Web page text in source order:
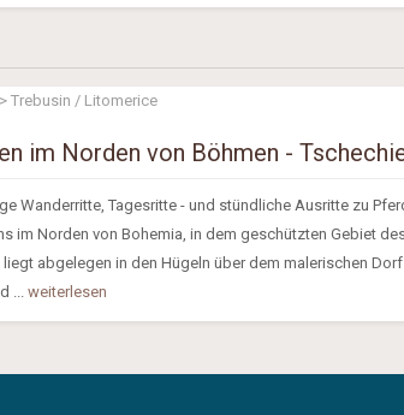
Trebusin / Litomerice
im Norden von Böhmen -
Wanderritte, Tagesritte - und stündliche Ausritte zu
im Norden von Bohemia, in dem geschützten Gebiet
abgelegen in den Hügeln über dem malerischen Dorf
... weiterlesen